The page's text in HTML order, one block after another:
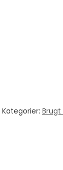
Kategorier: Brugt